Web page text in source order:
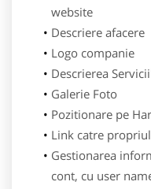
website
Descriere afacere
Logo companie
Descrierea
Galerie Foto
Pozitionare pe
Link catre
Gestionarea
cont, cu user